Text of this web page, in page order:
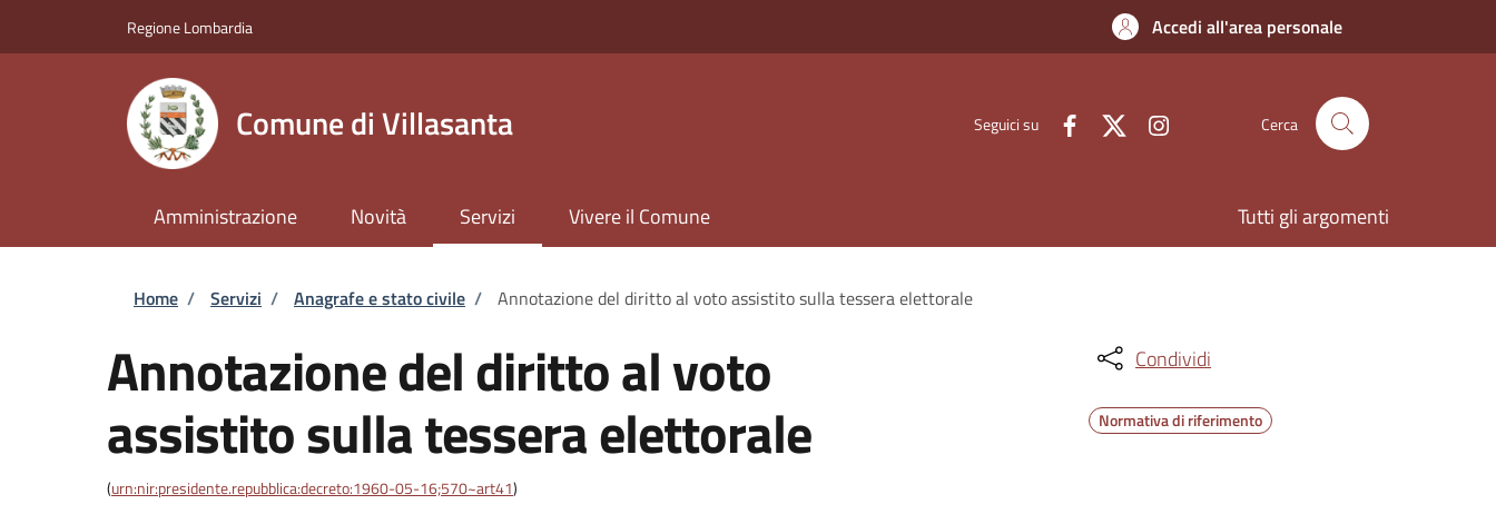
Regione Lombardia Accedi all'area personale
Comune di Villasanta Seguici su Cerca
Amministrazione Novità Servizi Vivere il Comune Tutti gli argomenti
Briciole di pane
Home / Servizi / Anagrafe e stato civile / Annotazione del diritto al voto assistito sulla tessera elettorale
Annotazione del diritto al voto
assistito sulla tessera elettorale
(urn:nir:presidente.repubblica:decreto:1960-05-16;570~art41)
Condividi
Normativa di riferimento